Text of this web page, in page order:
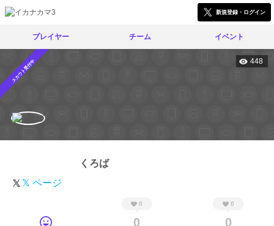
新規登録・ログイン
プレイヤー チーム イベント
スカウト受付中 448
くろば
𝕏 ページ
0
0
0
0